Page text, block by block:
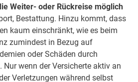
Weiter- oder Rückreise möglich
Bestattung. Hinzu kommt, dass
kaum einschränkt, wie es beim
zumindest in Bezug auf
oder Schäden durch
Nur wenn der Versicherte aktiv an
Verletzungen während selbst